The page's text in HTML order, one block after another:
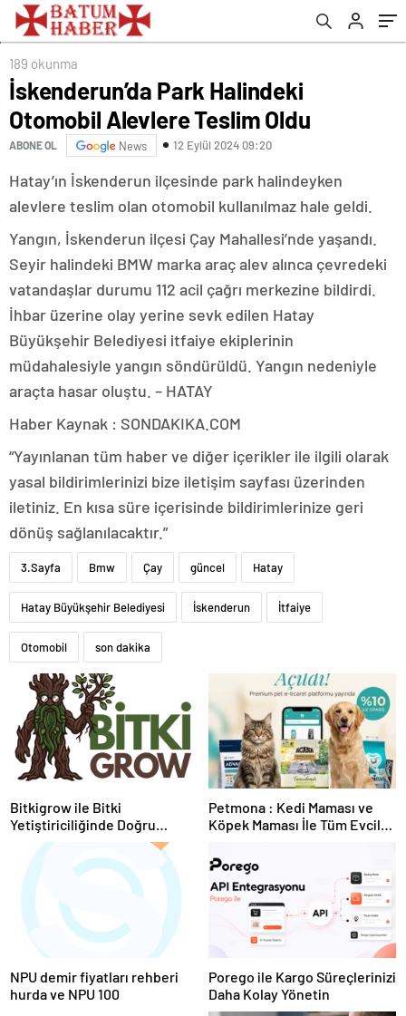
189 okunma
İskenderun’da Park Halindeki
Otomobil Alevlere Teslim Oldu
ABONE OL News 12 Eylül 2024 09:20
Hatay’ın İskenderun ilçesinde park halindeyken
alevlere teslim olan otomobil kullanılmaz hale geldi.
Yangın, İskenderun ilçesi Çay Mahallesi’nde yaşandı.
Seyir halindeki BMW marka araç alev alınca çevredeki
vatandaşlar durumu 112 acil çağrı merkezine bildirdi.
İhbar üzerine olay yerine sevk edilen Hatay
Büyükşehir Belediyesi itfaiye ekiplerinin
müdahalesiyle yangın söndürüldü. Yangın nedeniyle
araçta hasar oluştu. – HATAY
Haber Kaynak : SONDAKIKA.COM
“Yayınlanan tüm haber ve diğer içerikler ile ilgili olarak
yasal bildirimlerinizi bize iletişim sayfası üzerinden
iletiniz. En kısa süre içerisinde bildirimlerinize geri
dönüş sağlanılacaktır.”
3.Sayfa Bmw Çay güncel Hatay
Hatay Büyükşehir Belediyesi İskenderun İtfaiye
Otomobil son dakika
Bitkigrow ile Bitki
Yetiştiriciliğinde Doğru
Ekipman ve Ürün Seçimi
Petmona : Kedi Maması ve
Köpek Maması İle Tüm Evcil
NPU demir fiyatları rehberi
hurda ve NPU 100
Porego ile Kargo Süreçlerinizi
Daha Kolay Yönetin